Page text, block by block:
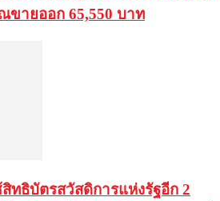
ขายออก 65,550 บาท
ทธิบัตรสวัสดิการแห่งรัฐอีก 2